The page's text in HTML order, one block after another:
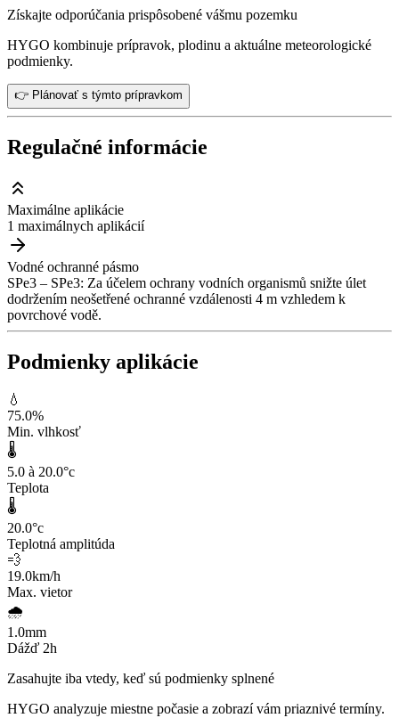
Získajte odporúčania prispôsobené vášmu pozemku
HYGO kombinuje prípravok, plodinu a aktuálne meteorologické
podmienky.
👉 Plánovať s týmto prípravkom
Regulačné informácie
Maximálne aplikácie
1 maximálnych aplikácií
Vodné ochranné pásmo
SPe3 – SPe3: Za účelem ochrany vodních organismů snižte úlet
dodržením neošetřené ochranné vzdálenosti 4 m vzhledem k
povrchové vodě.
Podmienky aplikácie
💧
75.0%
Min. vlhkosť
🌡️
5.0 à 20.0°c
Teplota
🌡️
20.0°c
Teplotná amplitúda
💨
19.0km/h
Max. vietor
🌧️
1.0mm
Dážď 2h
Zasahujte iba vtedy, keď sú podmienky splnené
HYGO analyzuje miestne počasie a zobrazí vám priaznivé termíny.